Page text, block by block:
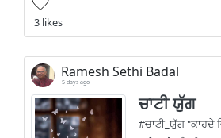
3 likes
Ramesh Sethi Badal
5 days ago
ਚਾਟੀ ਯੁੱਗ
#ਚਾਟੀ_ਯੁੱਗ "ਕਾਹਦੇ